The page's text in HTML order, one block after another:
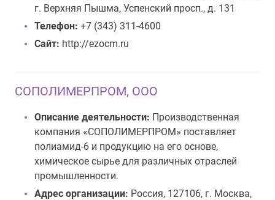
г. Верхняя Пышма, Успенский просп., д. 131
Телефон: +7 (343) 311-4600
Сайт: http://ezocm.ru
СОПОЛИМЕРПРОМ, ООО
Описание деятельности: Производственная
компания «СОПОЛИМЕРПРОМ» поставляет
полиамид-6 и продукцию на его основе,
химическое сырье для различных отраслей
промышленности.
Адрес организации: Россия, 127106, г. Москва,